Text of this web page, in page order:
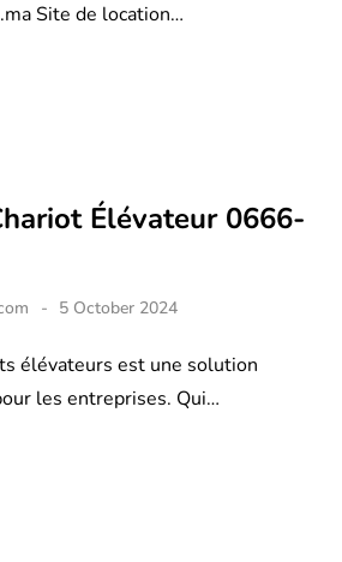
Site de location…
Élévateur 0666-
5 October 2024
élévateurs est une solution
les entreprises. Qui…